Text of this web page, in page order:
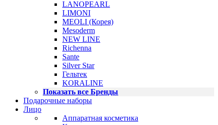
LANOPEARL
LIMONI
MEOLI (Корея)
Mesoderm
NEW LINE
Richenna
Sante
Silver Star
Гельтек
KORALINE
Показать все Бренды
Подарочные наборы
Лицо
Аппаратная косметика